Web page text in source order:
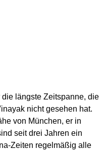
längste Zeitspanne, die
nicht gesehen hat.
von München, er in
seit drei Jahren ein
Zeiten regelmäßig alle